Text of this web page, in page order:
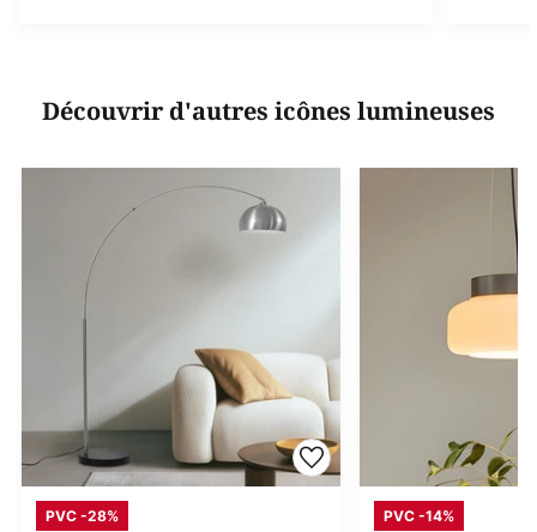
Découvrir d'autres icônes lumineuses
PVC -28% PVC -14%